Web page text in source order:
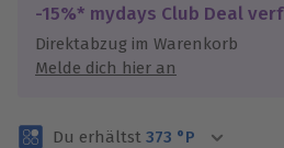
Jeder Gutschein für alle
Maximale Sicherheit
3 Jahre gültig & verlängerbar.
-15%* mydays Club Deal
Direktabzug im Warenkorb
Melde dich hier an
Du erhältst 373 °P